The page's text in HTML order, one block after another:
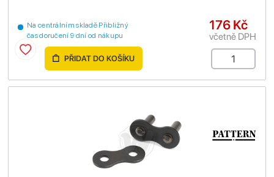
Na centrálním skladě Přibližný
čas doručení 9 dní od nákupu
176 Kč
včetně DPH
PŘIDAT DO KOŠÍKU